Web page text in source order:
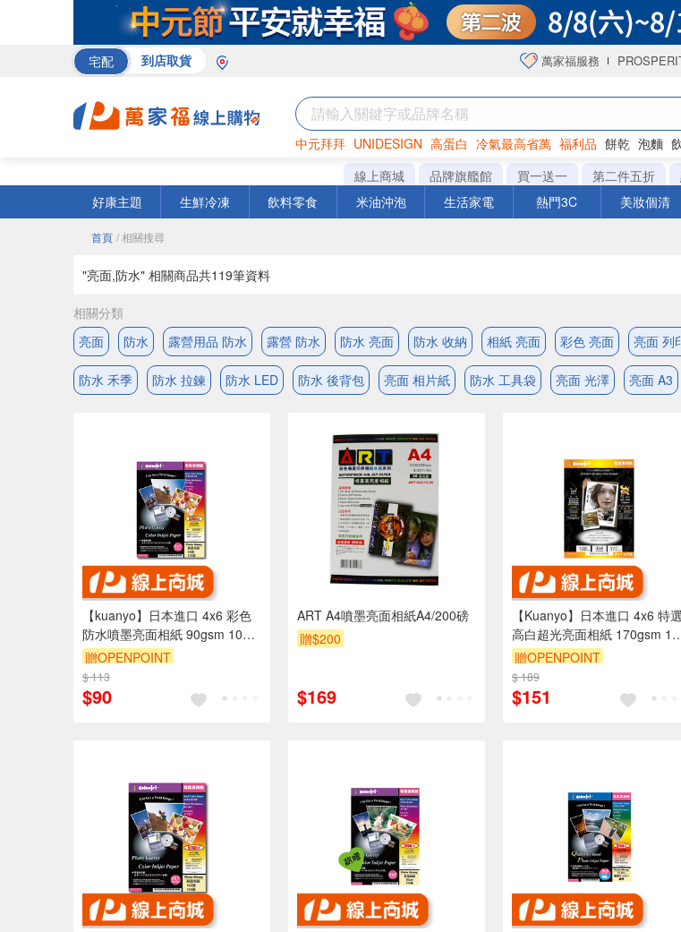
宅配 到店取貨 萬家福服務
中元拜拜 UNIDESIGN 高蛋白 冷氣最高省萬 福利品 餅乾 泡麵
巧克力 衛生紙 咖啡
線上商城 品牌旗艦館 買一送一 第二件五折
好康主題
生鮮冷凍 飲料零食 米油沖泡 生活家電 熱門3C 美妝個清
首頁 / 相關搜尋
"亮面,防水" 相關商品共119筆資料
相關分類
亮面
防水 露營用品 防水 露營 防水 防水 亮面 防水 收納 相紙 亮面 彩色 亮面 亮面 列
防水 禾季 防水 拉鍊 防水 LED 防水 後背包 亮面 相片紙 防水 工具袋 亮面 光澤 亮面 A3
【kuanyo】日本進口 4x6 彩色
防水噴墨亮面相紙 90gsm 100
張 /包 DS90
贈OPENPOINT
$ 113
$90
ART A4噴墨亮面相紙A4/200磅
贈$200
$169
【Kuanyo】日本進口 4x6 特選
高白超光亮面相紙 170gsm
張 /包 GB170
贈OPENPOINT
$ 189
$151